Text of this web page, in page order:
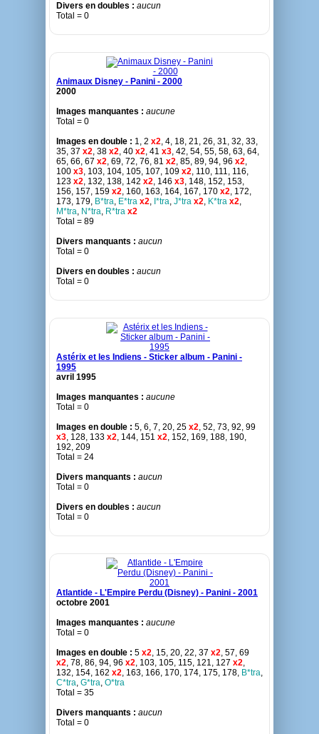
Divers en doubles : aucun
Total = 0
Animaux Disney - Panini - 2000
2000
Images manquantes : aucune
Total = 0
Images en double : 1, 2 x2, 4, 18, 21, 26, 31, 32, 33,
35, 37 x2, 38 x2, 40 x2, 41 x3, 42, 54, 55, 58, 63, 64,
65, 66, 67 x2, 69, 72, 76, 81 x2, 85, 89, 94, 96 x2,
100 x3, 103, 104, 105, 107, 109 x2, 110, 111, 116,
123 x2, 132, 138, 142 x2, 146 x3, 148, 152, 153,
156, 157, 159 x2, 160, 163, 164, 167, 170 x2, 172,
173, 179, B*tra, E*tra x2, I*tra, J*tra x2, K*tra x2,
M*tra, N*tra, R*tra x2
Total = 89
Divers manquants : aucun
Total = 0
Divers en doubles : aucun
Total = 0
Astérix et les Indiens - Sticker album - Panini -
1995
avril 1995
Images manquantes : aucune
Total = 0
Images en double : 5, 6, 7, 20, 25 x2, 52, 73, 92, 99
x3, 128, 133 x2, 144, 151 x2, 152, 169, 188, 190,
192, 209
Total = 24
Divers manquants : aucun
Total = 0
Divers en doubles : aucun
Total = 0
Atlantide - L'Empire Perdu (Disney) - Panini - 2001
octobre 2001
Images manquantes : aucune
Total = 0
Images en double : 5 x2, 15, 20, 22, 37 x2, 57, 69
x2, 78, 86, 94, 96 x2, 103, 105, 115, 121, 127 x2,
132, 154, 162 x2, 163, 166, 170, 174, 175, 178, B*tra,
C*tra, G*tra, O*tra
Total = 35
Divers manquants : aucun
Total = 0